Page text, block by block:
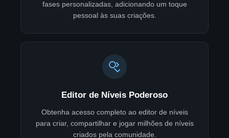
fases personalizadas, adicionando um toque
pessoal às suas criações.
Editor de Níveis Poderoso
Obtenha acesso completo ao editor de níveis
para criar, compartilhar e jogar milhões de níveis
criados pela comunidade.